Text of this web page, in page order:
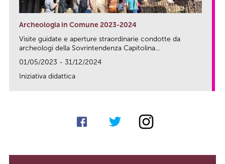
Archeologia in Comune 2023-2024
Visite guidate e aperture straordinarie condotte da
archeologi della Sovrintendenza Capitolina...
01/05/2023 - 31/12/2024
Iniziativa didattica